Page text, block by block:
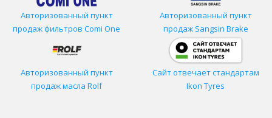
Авторизованный пункт
продаж фильтров Comi One
Авторизованный пункт
продаж Sangsin Brake
Авторизованный пункт
продаж масла Rolf
Сайт отвечает стандартам
Ikon Tyres